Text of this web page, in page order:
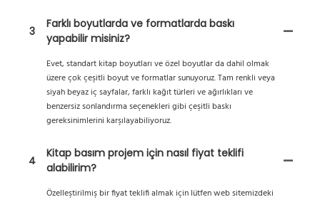
3
Farklı boyutlarda ve formatlarda baskı
yapabilir misiniz?
Evet, standart kitap boyutları ve özel boyutlar da dahil olmak
üzere çok çeşitli boyut ve formatlar sunuyoruz. Tam renkli veya
siyah beyaz iç sayfalar, farklı kağıt türleri ve ağırlıkları ve
benzersiz sonlandırma seçenekleri gibi çeşitli baskı
gereksinimlerini karşılayabiliyoruz.
4
Kitap basım projem için nasıl fiyat teklifi
alabilirim?
Özelleştirilmiş bir fiyat teklifi almak için lütfen web sitemizdeki